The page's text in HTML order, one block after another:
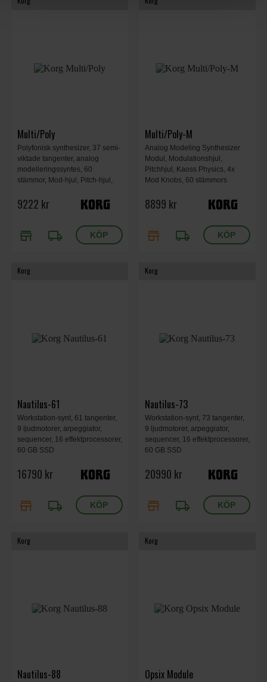
Multi/Poly
Polyfonisk synthesizer, 37 semi-
viktade tangenter, analog
modelleringssyntes, 60
stämmor, Mod-hjul, Pitch-hjul,
knoppar, Motion Sequencing
2.0, 566 x 319 x 93 mm, 3,5 kg.
9222 kr
store local_shipping
Multi/Poly-M
Analog Modeling Synthesizer
Modul, Modulationshjul,
Pitchhjul, Kaoss Physics, 4x
Mod Knobs, 60 stämmors
LFOs, Aftertouch och Poly
Aftertouch, 4-bands parametrisk
8899 kr
store local_shipping
Korg
Nautilus-61
Workstation-synt, 61 tangenter,
9 ljudmotorer, arpeggiator,
sequencer, 16 effektprocessorer,
60 GB SSD
16790 kr
store local_shipping
Korg
Nautilus-73
Workstation-synt, 73 tangenter,
9 ljudmotorer, arpeggiator,
sequencer, 16 effektprocessorer,
60 GB SSD
20990 kr
store local_shipping
Korg
Nautilus-88
Korg
Opsix Module